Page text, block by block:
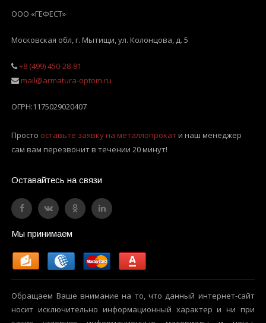
ООО «ГЕФЕСТ»
Московская обл, г. Мытищи,ул. Колонцова, д. 5
+8 (499) 450-28-81
mail@armatura-optom.ru
ОГРН:1175029020407
Просто оставьте заявку на металлопрокати наш менеджер
сам вам перезвонит в течении 20 минут!
Оставайтесь на связи
Мы принимаем
Обращаем Ваше внимание на то, что данный интернет-сайт
носит исключительно информационный характер и ни при